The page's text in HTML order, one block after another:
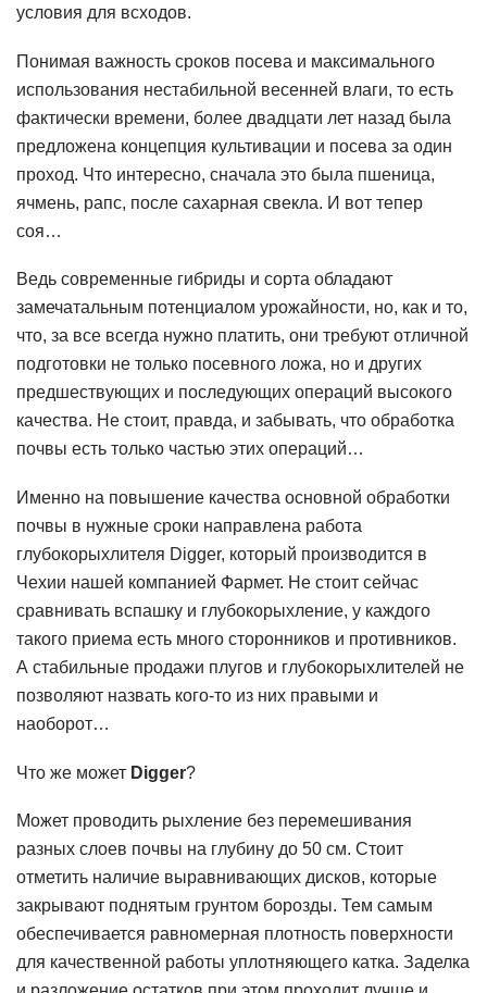
условия для всходов.
Понимая важность сроков посева и максимального
использования нестабильной весенней влаги, то есть
фактически времени, более двадцати лет назад была
предложена концепция культивации и посева за один
проход. Что интересно, сначала это была пшеница,
ячмень, рапс, после сахарная свекла. И вот тепер
соя…
Ведь современные гибриды и сорта обладают
замечатальным потенциалом урожайности, но, как и то,
что, за все всегда нужно платить, они требуют отличной
подготовки не только посевного ложа, но и других
предшествующих и последующих операций высокого
качества. Не стоит, правда, и забывать, что обработка
почвы есть только частью этих операций…
Именно на повышение качества основной обработки
почвы в нужные сроки направлена работа
глубокорыхлителя Digger, который производится в
Чехии нашей компанией Фармет. Не стоит сейчас
сравнивать вспашку и глубокорыхление, у каждого
такого приема есть много сторонников и противников.
А стабильные продажи плугов и глубокорыхлителей не
позволяют назвать кого-то из них правыми и
наоборот…
Что же может Digger?
Может проводить рыхление без перемешивания
разных слоев почвы на глубину до 50 см. Стоит
отметить наличие выравнивающих дисков, которые
закрывают поднятым грунтом борозды. Тем самым
обеспечивается равномерная плотность поверхности
для качественной работы уплотняющего катка. Заделка